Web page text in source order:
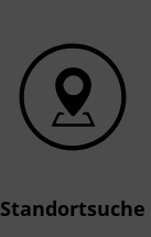
Standortsuche